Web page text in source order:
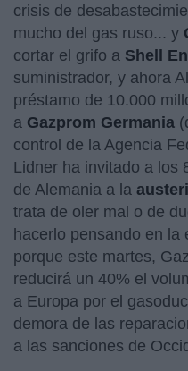
crisis de
mucho del gas ruso... y
cortar el grifo a Shell
suministrador, y ahora
préstamo de 10.000
a Gazprom Germania
control de la Agencia
Lidner ha invitado a los
de Alemania a la
trata de oler mal o de
hacerlo pensando en la
porque este martes,
reducirá un 40% el
a Europa por el
demora de las
a las sanciones de